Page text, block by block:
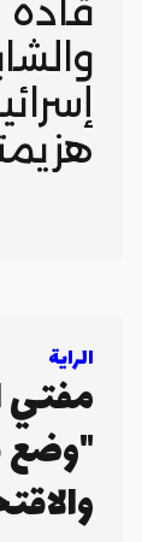
الراية
مفتي
"وضع